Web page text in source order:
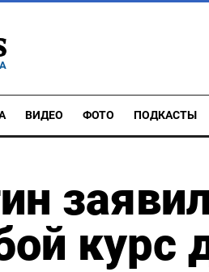
ВИДЕО ФОТО ПОДКАСТЫ
курс